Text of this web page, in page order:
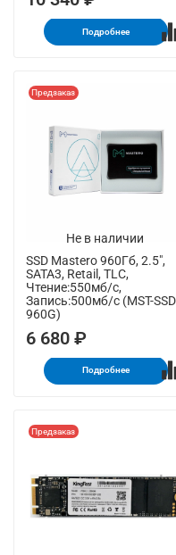
Подробнее
Не в наличии
Предзаказ
SSD Mastero 960Гб, 2.5",
SATA3, Retail, TLC,
Чтение:550мб/с,
Запись:500мб/с (MST-
960G)
6 680 ₽
Подробнее
Предзаказ